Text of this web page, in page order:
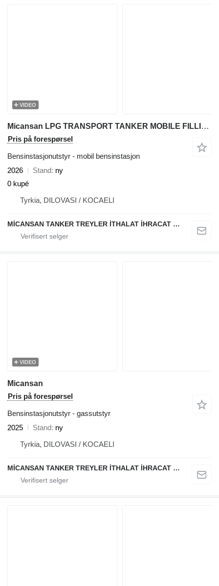
VIDEO
Micansan LPG TRANSPORT TANKER MOBILE FILLING STATION
Pris på forespørsel
Bensinstasjonutstyr - mobil bensinstasjon
2026
Stand ny
0 kupé
Tyrkia, DILOVASI / KOCAELI
MİCANSAN TANKER TREYLER İTHALAT İHRACAT SAN.TİC.LTD.ŞTİ.
VIDEO
Micansan
Pris på forespørsel
Bensinstasjonutstyr - gassutstyr
2025
Stand ny
Tyrkia, DILOVASI / KOCAELI
MİCANSAN TANKER TREYLER İTHALAT İHRACAT SAN.TİC.LTD.ŞTİ.